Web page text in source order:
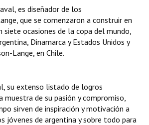
- Registro
intercultural
ORGÁNICA
es diseñador de los
que se comenzaron a construir en
siete ocasiones de la copa del mundo,
Dinamarca y Estados Unidos y
Lange, en Chile.
su extenso listado de logros
muestra de su pasión y compromiso,
sirven de inspiración y motivación a
jóvenes de argentina y sobre todo para